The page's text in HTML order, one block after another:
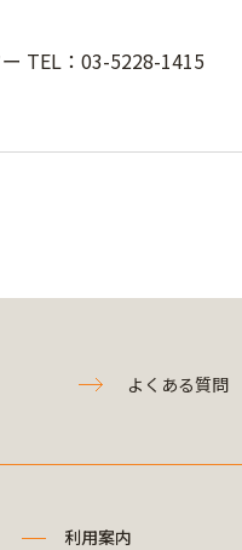
TEL：03-5228-1415
よくある質問
利用案内